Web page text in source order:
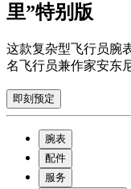
里”特别版
这款复杂型飞行员腕
名飞行员兼作家安东
即刻预定
腕表
配件
服务